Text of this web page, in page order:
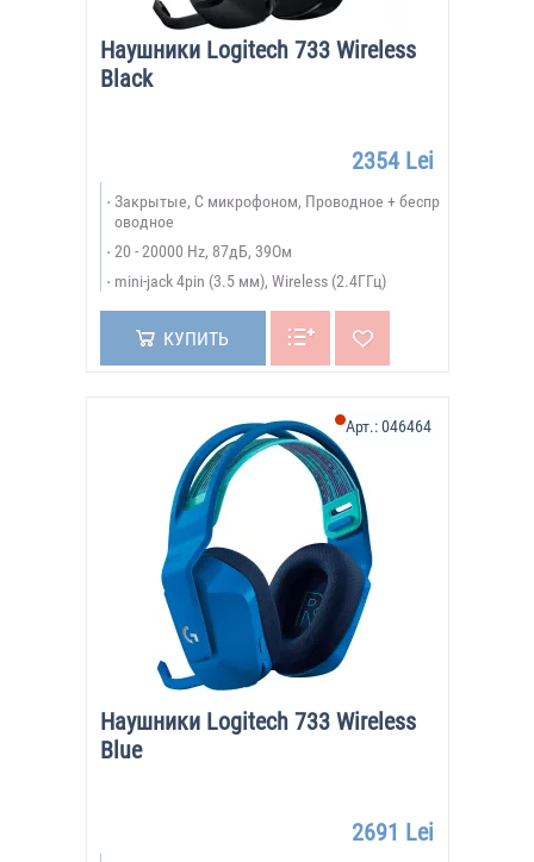
Наушники Logitech 733 Wireless
Black
2354 Lei
Закрытые, С микрофоном, Проводное + беспр
оводное
20 - 20000 Hz, 87дБ, 39Ом
mini-jack 4pin (3.5 мм), Wireless (2.4ГГц)
КУПИТЬ
Наушники Logitech 733 Wireless
Blue
Арт.:046464
2691 Lei